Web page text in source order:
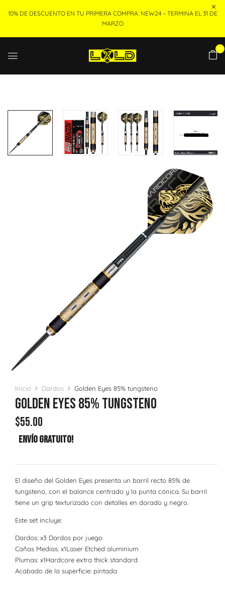
10% DE DESCUENTO EN TU PRIMERA COMPRA: NEW24 – TERMINA EL 31 DE
MARZO
0
Inicio Dardos Golden Eyes 85% tungsteno
Golden Eyes 85% Tungsteno
$55.00
Envío Gratuito!
El diseño del Golden Eyes presenta un barril recto 85% de
tungsteno, con el balance centrado y la punta cónica. Su barril
tiene un grip texturizado con detalles en dorado y negro.
Este set incluye:
Dardos: x3 Dardos por juego
Cañas Medias: x1Laser Etched aluminium
Plumas: x1Hardcore extra thick standard
Acabado de la superficie: pintada